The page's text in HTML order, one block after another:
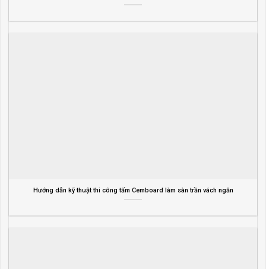
Hướng dẫn kỹ thuật thi công tấm Cemboard làm sàn trần vách ngăn